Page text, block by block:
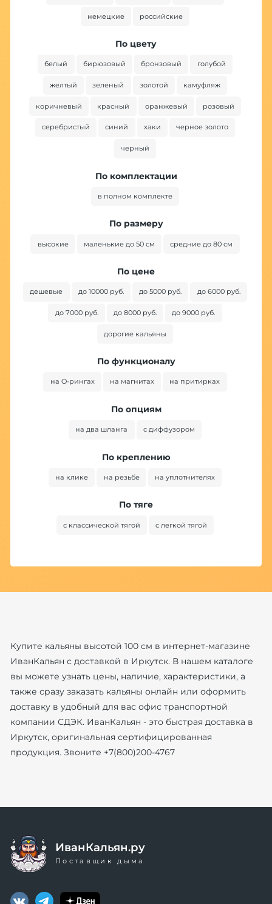
немецкие российские
По цвету
белый бирюзовый бронзовый голубой
желтый зеленый золотой камуфляж
коричневый красный оранжевый розовый
серебристый синий хаки черное золото
черный
По комплектации
в полном комплекте
По размеру
высокие маленькие до 50 см средние до 80 см
По цене
дешевые до 10000 руб. до 5000 руб. до 6000 руб.
до 7000 руб. до 8000 руб. до 9000 руб.
дорогие кальяны
По функционалу
на O-рингах на магнитах на притирках
По опциям
на два шланга с диффузором
По креплению
на клике на резьбе на уплотнителях
По тяге
с классической тягой с легкой тягой
Купите кальяны высотой 100 см в интернет-магазине
ИванКальян с доставкой в Иркутск. В нашем каталоге
вы можете узнать цены, наличие, характеристики, а
также сразу заказать кальяны онлайн или оформить
доставку в удобный для вас офис транспортной
компании СДЭК. ИванКальян - это быстрая доставка в
Иркутск, оригинальная сертифицированная
продукция. Звоните +7(800)200-4767
ИванКальян.ру
Поставщик дыма